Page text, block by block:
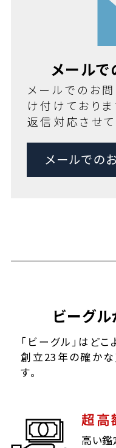
メール
メールでのお
け付けており
返信対応させて
メールでの
ビーグ
「ビーグル」はどこ
創立23年の確か
す。
超高
高い鑑